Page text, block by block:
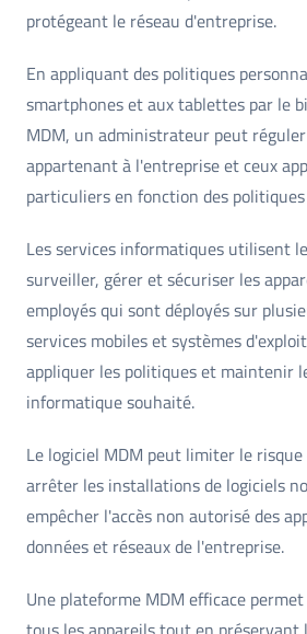
protégeant le réseau d'entreprise.
En appliquant des politiques
smartphones et aux tablettes par le
MDM, un administrateur peut
appartenant à l'entreprise et ceux
particuliers en fonction des
Les services informatiques utilisent
surveiller, gérer et sécuriser les
employés qui sont déployés sur
services mobiles et systèmes
appliquer les politiques et maintenir
informatique souhaité.
Le logiciel MDM peut limiter le risque
arrêter les installations de logiciels
empêcher l'accès non autorisé des
données et réseaux de l'entreprise.
Une plateforme MDM efficace